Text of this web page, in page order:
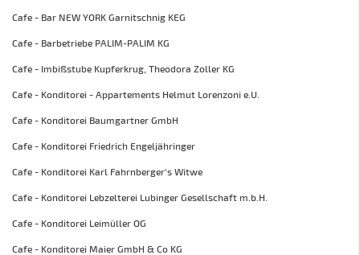
Cafe - Bar NEW YORK Garnitschnig KEG
Cafe - Barbetriebe PALIM-PALIM KG
Cafe - Imbißstube Kupferkrug, Theodora Zoller KG
Cafe - Konditorei - Appartements Helmut Lorenzoni e.U.
Cafe - Konditorei Baumgartner GmbH
Cafe - Konditorei Friedrich Engeljähringer
Cafe - Konditorei Karl Fahrnberger's Witwe
Cafe - Konditorei Lebzelterei Lubinger Gesellschaft m.b.H.
Cafe - Konditorei Leimüller OG
Cafe - Konditorei Maier GmbH & Co KG